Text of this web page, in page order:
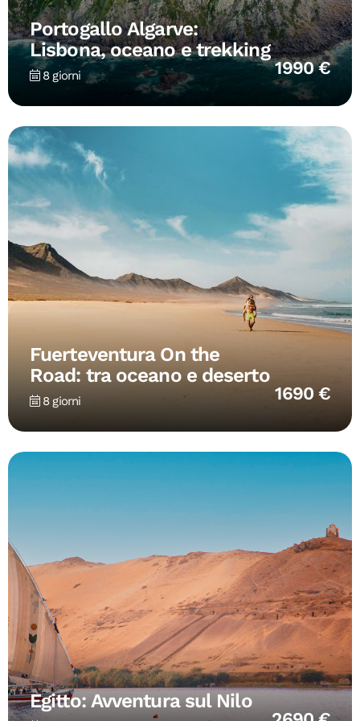
Portogallo Algarve:
Lisbona, oceano e trekking
8 giorni 1990 €
Fuerteventura On the
Road: tra oceano e deserto
8 giorni 1690 €
Egitto: Avventura sul Nilo